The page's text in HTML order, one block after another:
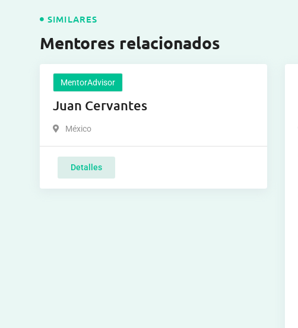
SIMILARES
Mentores relacionados
MentorAdvisor
Juan Cervantes
México
Detalles